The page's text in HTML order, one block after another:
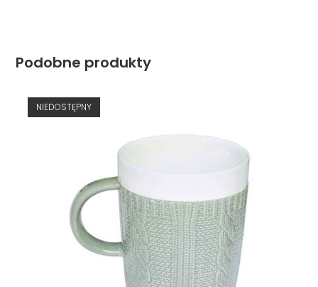
Podobne produkty
NIEDOSTĘPNY